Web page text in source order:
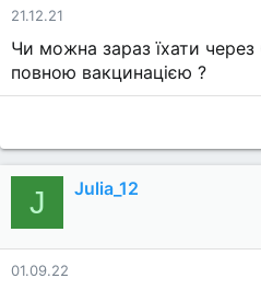
21.12.21
Чи можна зараз їхати
повною вакцинацією ?
J Julia_12
01.09.22